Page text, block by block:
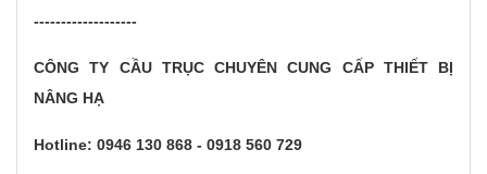
-------------------
CÔNG TY CẦU TRỤC CHUYÊN CUNG CẤP THIẾT BỊ
NÂNG HẠ
Hotline: 0946 130 868 - 0918 560 729